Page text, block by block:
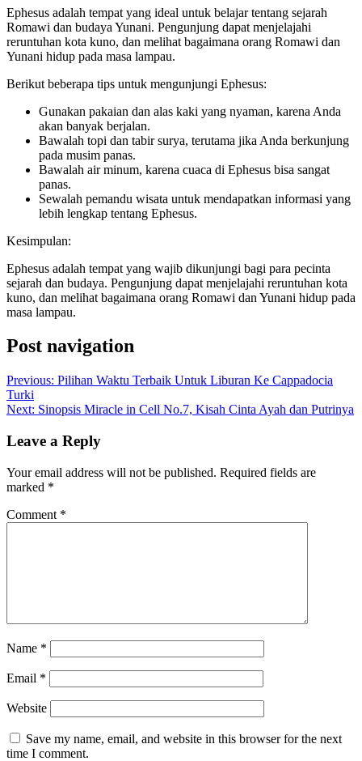
Ephesus adalah tempat yang ideal untuk belajar tentang sejarah
Romawi dan budaya Yunani. Pengunjung dapat menjelajahi
reruntuhan kota kuno, dan melihat bagaimana orang Romawi dan
Yunani hidup pada masa lampau.
Berikut beberapa tips untuk mengunjungi Ephesus:
Gunakan pakaian dan alas kaki yang nyaman, karena Anda
akan banyak berjalan.
Bawalah topi dan tabir surya, terutama jika Anda berkunjung
pada musim panas.
Bawalah air minum, karena cuaca di Ephesus bisa sangat
panas.
Sewalah pemandu wisata untuk mendapatkan informasi yang
lebih lengkap tentang Ephesus.
Kesimpulan:
Ephesus adalah tempat yang wajib dikunjungi bagi para pecinta
sejarah dan budaya. Pengunjung dapat menjelajahi reruntuhan kota
kuno, dan melihat bagaimana orang Romawi dan Yunani hidup pada
masa lampau.
Post navigation
Previous: Pilihan Waktu Terbaik Untuk Liburan Ke Cappadocia
Turki
Next: Sinopsis Miracle in Cell No.7, Kisah Cinta Ayah dan Putrinya
Leave a Reply
Your email address will not be published. Required fields are
marked *
Comment *
Name *
Email *
Website
Save my name, email, and website in this browser for the next
time I comment.